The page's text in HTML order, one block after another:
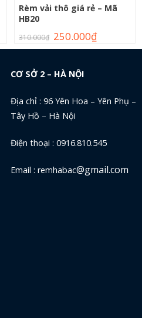
Rèm vải thô giá rẻ – Mã
HB20
310.000₫ 250.000₫
CƠ SỞ 2 – HÀ NỘI
Địa chỉ : 96 Yên Hoa – Yên Phụ –
Tây Hồ – Hà Nội
Điện thoại : 0916.810.545
Email : remhabac@gmail.com